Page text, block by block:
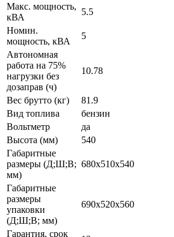
Макс. мощность,
кВА
5.5
Номин.
мощность, кВА
5
Автономная
работа на 75%
нагрузки без
дозаправ (ч)
10.78
Вес брутто (кг)
81.9
Вид топлива
бензин
Вольтметр
да
Высота (мм)
540
Габаритные
размеры (Д;Ш;В;
мм)
680х510х540
Габаритные
размеры
упаковки
(Д;Ш;В; мм)
690х520х560
Гарантия, срок